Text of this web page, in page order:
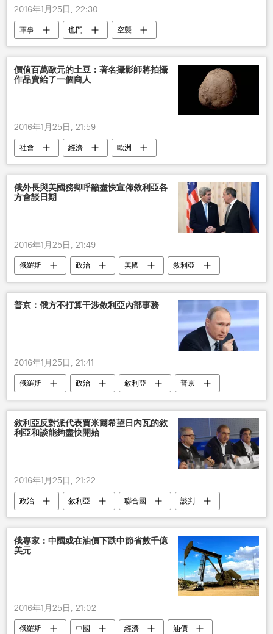
2016年1月25日, 22:30
軍事 也門 空襲
價值百萬歐元的土豆：著名攝影師將拍攝
作品賣給了一個商人
2016年1月25日, 21:59
社會 經濟 歐洲
俄外長與美國務卿呼籲盡快宣佈敘利亞各
方會談日期
2016年1月25日, 21:49
俄羅斯 政治 美國
敘利亞
談判
謝爾蓋•拉夫羅夫 約翰•克里
普京：俄方不打算干涉敘利亞內部事務
2016年1月25日, 21:41
俄羅斯 政治 敘利亞
普京
反恐
敘利亞反對派代表賈米爾希望日內瓦的敘
利亞和談能夠盡快開始
2016年1月25日, 21:22
政治 敘利亞 聯合國
談判
反對派
俄專家：中國或在油價下跌中節省數千億
美元
2016年1月25日, 21:02
俄羅斯 中國 經濟 油價